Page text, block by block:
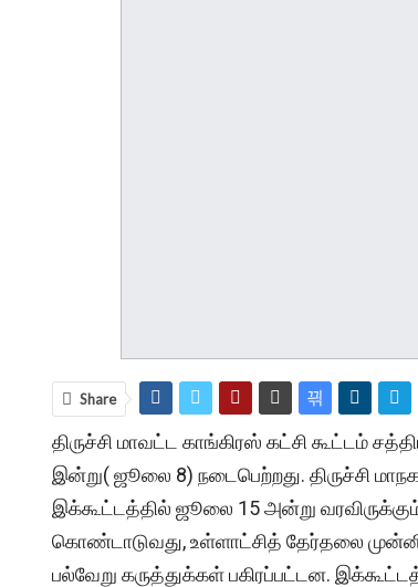
Share
திருச்சி மாவட்ட காங்கிரஸ் கட்சி கூட்டம்
இன்று( ஜூலை 8) நடைபெற்றது. திருச்சி
இக்கூட்டத்தில் ஜூலை 15 அன்று
கொண்டாடுவது, உள்ளாட்சித் தேர்தலை
பல்வேறு கருத்துக்கள் பகிரப்பட்டன.